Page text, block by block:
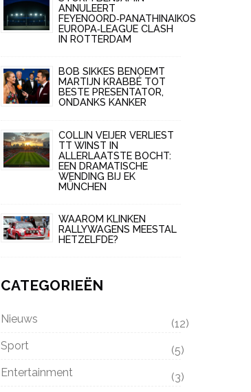
ANNULEERT
FEYENOORD‑PANATHINAIKOS
EUROPA‑LEAGUE CLASH
IN ROTTERDAM
BOB SIKKES BENOEMT
MARTIJN KRABBÉ TOT
BESTE PRESENTATOR,
ONDANKS KANKER
COLLIN VEIJER VERLIEST
TT WINST IN
ALLERLAATSTE BOCHT:
EEN DRAMATISCHE
WENDING BIJ EK
MÜNCHEN
WAAROM KLINKEN
RALLYWAGENS MEESTAL
HETZELFDE?
CATEGORIEËN
Nieuws
(12)
Sport
(5)
Entertainment
(3)